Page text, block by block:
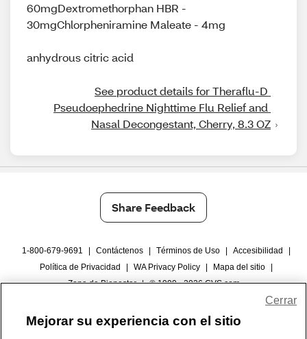
60mgDextromethorphan HBR -
30mgChlorpheniramine Maleate - 4mg
anhydrous citric acid
See product details for Theraflu-D
Pseudoephedrine Nighttime Flu Relief and
Nasal Decongestant, Cherry, 8.3 OZ
Share Feedback
1-800-679-9691 Contáctenos Términos de Uso Accesibilidad
Política de Privacidad
WA Privacy Policy Mapa del sitio
Zona de Bienestar | © 1999 - 2026 CVS.com
Mejorar su experiencia con el sitio
Cerrar